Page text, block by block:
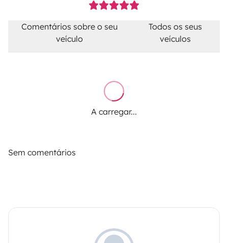
Comentários sobre o seu
veículo
Todos os seus
veículos
A carregar...
Sem comentários